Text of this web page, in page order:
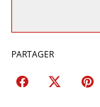
PARTAGER